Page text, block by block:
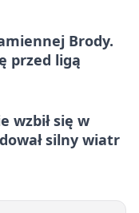
Brody.
przed ligą
wzbił się w
silny wiatr